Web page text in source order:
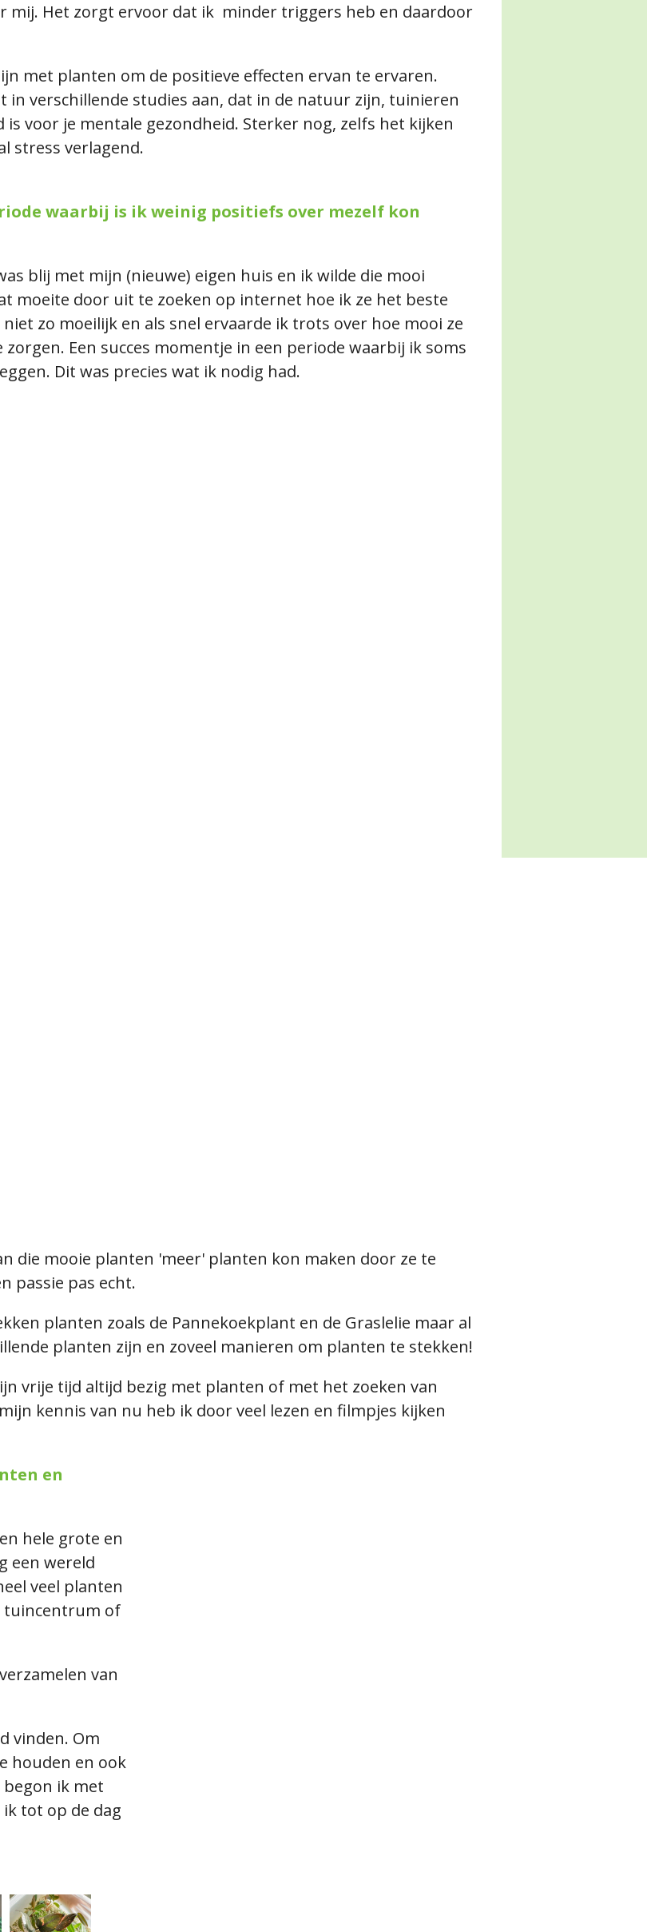
mij. Het zorgt ervoor dat ik minder triggers heb en daardoor
met planten om de positieve effecten ervan te ervaren.
in verschillende studies aan, dat in de natuur zijn, tuinieren
voor je mentale gezondheid. Sterker nog, zelfs het kijken
stress verlagend.
waarbij is ik weinig positiefs over mezelf kon
blij met mijn (nieuwe) eigen huis en ik wilde die mooi
moeite door uit te zoeken op internet hoe ik ze het beste
zo moeilijk en als snel ervaarde ik trots over hoe mooi ze
Een succes momentje in een periode waarbij ik soms
Dit was precies wat ik nodig had.
die mooie planten 'meer' planten kon maken door ze te
passie pas echt.
planten zoals de Pannekoekplant en de Graslelie maar al
planten zijn en zoveel manieren om planten te stekken!
vrije tijd altijd bezig met planten of met het zoeken van
kennis van nu heb ik door veel lezen en filmpjes kijken
en
hele grote en
een wereld
veel planten
tuincentrum of
van
vinden. Om
houden en ook
ik met
ik tot op de dag